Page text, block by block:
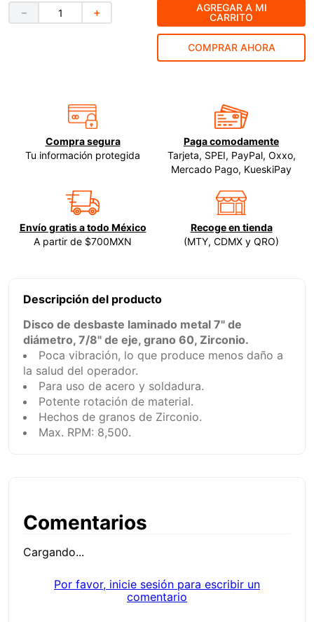
＋
－
AGREGAR A MI
CARRITO
COMPRAR AHORA
Compra segura
Tu información protegida
Paga comodamente
Tarjeta, SPEI, PayPal, Oxxo,
Mercado Pago, KueskiPay
Envío gratis a todo México
A partir de $700MXN
Recoge en tienda
(MTY, CDMX y QRO)
Descripción del producto
Disco de desbaste laminado metal 7" de
diámetro, 7/8" de eje, grano 60, Zirconio.
Poca vibración, lo que produce menos daño a
la salud del operador.
Para uso de acero y soldadura.
Potente rotación de material.
Hechos de granos de Zirconio.
Max. RPM: 8,500.
Comentarios
Cargando...
Por favor, inicie sesión para escribir un
comentario
ecoklean
ke500